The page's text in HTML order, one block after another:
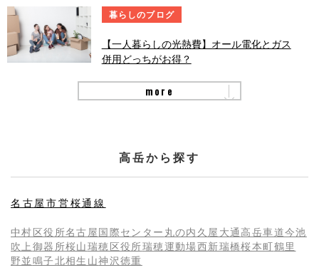
暮らしのブログ
【一人暮らしの光熱費】オール電化とガス
併用どっちがお得？
more
高岳から探す
名古屋市営桜通線
中村区役所名古屋 国際センター 丸の内 久屋大通 高岳車道今池
吹上 御器所桜山瑞穂区役所瑞穂運動場西新瑞橋桜本町鶴里
野並鳴子北相生山神沢徳重